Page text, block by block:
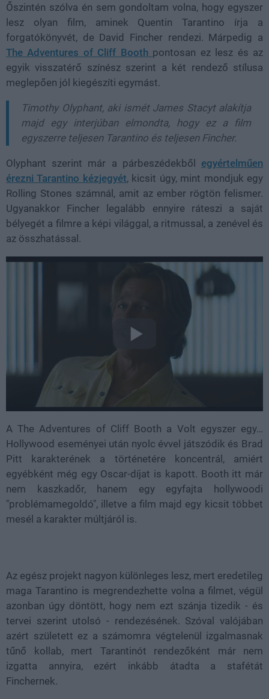
Őszintén szólva én sem gondoltam volna, hogy egyszer
lesz olyan film, aminek Quentin Tarantino írja a
forgatókönyvét, de David Fincher rendezi. Márpedig a
The Adventures of Cliff Booth pontosan ez lesz és az
egyik visszatérő színész szerint a két rendező stílusa
meglepően jól kiegészíti egymást.
Timothy Olyphant, aki ismét James Stacyt alakítja
majd egy interjúban elmondta, hogy ez a film
egyszerre teljesen Tarantino és teljesen Fincher.
Olyphant szerint már a párbeszédekből egyértelműen
érezni Tarantino kézjegyét, kicsit úgy, mint mondjuk egy
Rolling Stones számnál, amit az ember rögtön felismer.
Ugyanakkor Fincher legalább ennyire ráteszi a saját
bélyegét a filmre a képi világgal, a ritmussal, a zenével és
az összhatással.
AThe Adventures of Cliff Booth a Volt egyszer egy…
Hollywood eseményei után nyolc évvel játszódik és Brad
Pitt karakterének a történetére koncentrál, amiért
egyébként még egy Oscar-díjat is kapott. Booth itt már
nem kaszkadőr, hanem egy egyfajta hollywoodi
"problémamegoldó", illetve a film majd egy kicsit többet
mesél a karakter múltjáról is.
Az egész projekt nagyon különleges lesz, mert eredetileg
maga Tarantino is megrendezhette volna a filmet, végül
azonban úgy döntött, hogy nem ezt szánja tizedik - és
tervei szerint utolsó - rendezésének. Szóval valójában
azért született ez a számomra végtelenül izgalmasnak
tűnő kollab, mert Tarantinót rendezőként már nem
izgatta annyira, ezért inkább átadta a stafétát
Finchernek.